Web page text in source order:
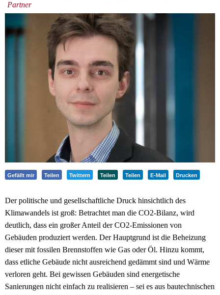
Partner
Gefällt mir Teilen Twittern Teilen Teilen E-Mail Drucken
Der politische und gesellschaftliche Druck hinsichtlich des
Klimawandels ist groß: Betrachtet man die CO2-Bilanz, wird
deutlich, dass ein großer Anteil der CO2-Emissionen von
Gebäuden produziert werden. Der Hauptgrund ist die Beheizung
dieser mit fossilen Brennstoffen wie Gas oder Öl. Hinzu kommt,
dass etliche Gebäude nicht ausreichend gedämmt sind und Wärme
verloren geht. Bei gewissen Gebäuden sind energetische
Sanierungen nicht einfach zu realisieren – sei es aus bautechnischen